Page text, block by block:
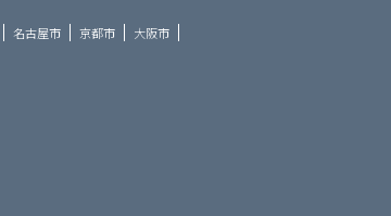
名古屋市 京都市
大阪市